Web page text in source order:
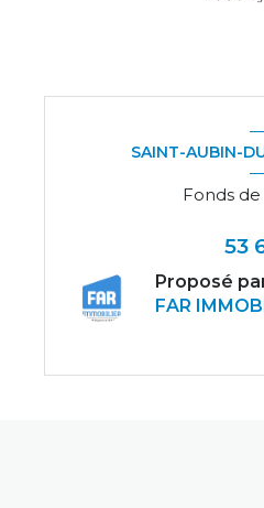
SAINT-AUBIN-
Fonds
53
Proposé
FAR